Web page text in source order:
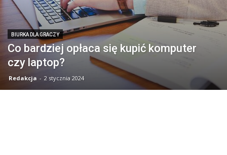
BIURKA DLA GRACZY
Co bardziej opłaca się kupić komputer
czy laptop?
Redakcja - 2 stycznia 2024